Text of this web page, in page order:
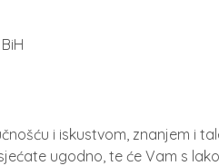
i iskustvom, znanjem i
ugodno, te će Vam s